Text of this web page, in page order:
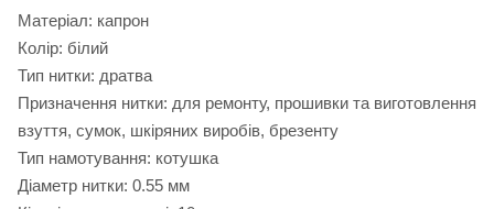
Матеріал: капрон
Колір: білий
Тип нитки: дратва
Призначення нитки: для ремонту, прошивки та виготовлення
взуття, сумок, шкіряних виробів, брезенту
Тип намотування: котушка
Діаметр нитки: 0.55 мм